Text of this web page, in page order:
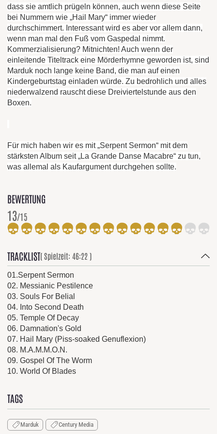
dass sie amtlich prügeln können, auch wenn diese Seite
bei Nummern wie „Hail Mary“ immer wieder
durchschimmert. Interessant wird es aber vor allem dann,
wenn man mal den Fuß vom Gaspedal nimmt.
Kommerzialisierung? Mitnichten! Auch wenn der
einleitende Titeltrack eine Mörderhymne geworden ist, sind
Marduk noch lange keine Band, die man auf einen
Kindergeburtstag einladen würde. Zu bedrohlich und alles
niederwalzend rauscht diese Dreiviertelstunde aus den
Boxen.
Für mich haben wir es mit „Serpent Sermon“ mit dem
stärksten Album seit „La Grande Danse Macabre“ zu tun,
was allemal als Kaufargument durchgehen sollte.
BEWERTUNG
13/15
TRACKLIST( Spielzeit: 46:22 )
01.Serpent Sermon
02. Messianic Pestilence
03. Souls For Belial
04. Into Second Death
05. Temple Of Decay
06. Damnation's Gold
07. Hail Mary (Piss-soaked Genuflexion)
08. M.A.M.M.O.N.
09. Gospel Of The Worm
10. World Of Blades
TAGS
Marduk Century Media